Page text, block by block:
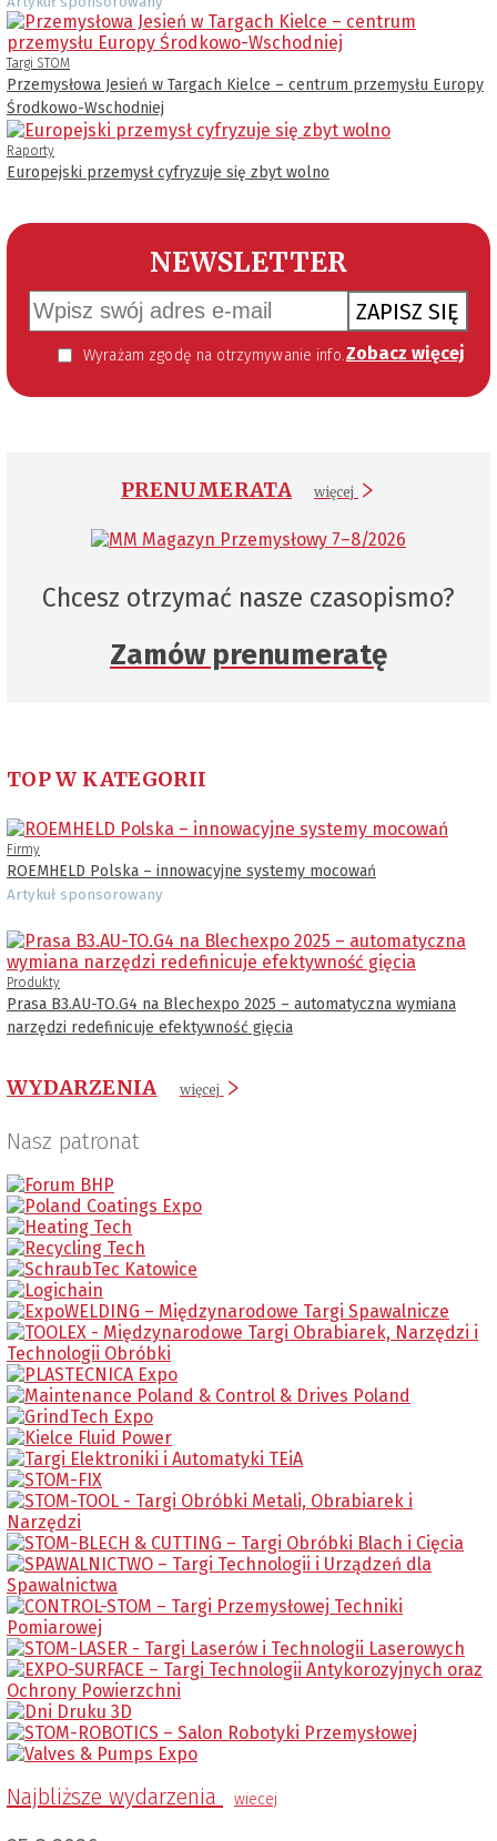
Targi STOM
Przemysłowa Jesień w Targach Kielce – centrum przemysłu Europy
Środkowo-Wschodniej
Raporty
Europejski przemysł cyfryzuje się zbyt wolno
NEWSLETTER
ZAPISZ SIĘ
Wyrażam zgodę na otrzymywanie informacji handlowej kierowanej do mnie za pomocą środków komunikacji elektronicznej w szczególności poczty elektronicznej zgodnie z przepisem art. 10 ust 2 ustawy z dnia 18 lipca 2002 roku o świadczeniu usług drogą elektroniczną (Dz. U. 144 z 2002 r. poz. 1204). Zgoda jest dobrowolna, jednak jej wyrażenie jest konieczne, aby otrzymywać newsletter. Zobacz więcej
PRENUMERATA więcej
Chcesz otrzymać nasze czasopismo?
Zamów prenumeratę
TOP W KATEGORII
Firmy
ROEMHELD Polska – innowacyjne systemy mocowań
Artykuł sponsorowany
Produkty
Prasa B3.AU-TO.G4 na Blechexpo 2025 – automatyczna wymiana
narzędzi redefinicuje efektywność gięcia
WYDARZENIA więcej
Nasz patronat
Najbliższe wydarzenia wiecej